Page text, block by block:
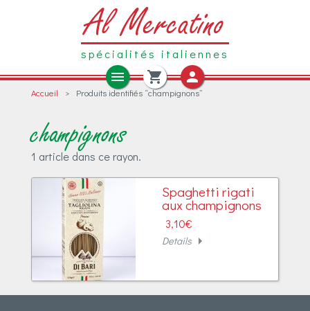
Al Mercatino
spécialités italiennes
menu shopping_cart person
Charcuteries
Pâtes Fraîches
Autres produits frais
Epicerie
Accueil > Produits identifiés “champignons”
champignons
1 article dans ce rayon.
Spaghetti rigati
aux champignons
3,10€
Detailsarrow_right